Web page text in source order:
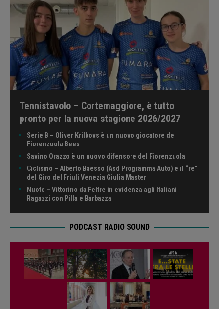
Tennistavolo – Cortemaggiore, è tutto
pronto per la nuova stagione 2026/2027
Serie B – Oliver Krilkovs è un nuovo giocatore dei
Fiorenzuola Bees
Savino Orazzo è un nuovo difensore del Fiorenzuola
Ciclismo – Alberto Baesso (Asd Programma Auto) è il “re”
del Giro del Friuli Venezia Giulia Master
Nuoto – Vittorino da Feltre in evidenza agli Italiani
Ragazzi con Pilla e Barbazza
PODCAST RADIO SOUND